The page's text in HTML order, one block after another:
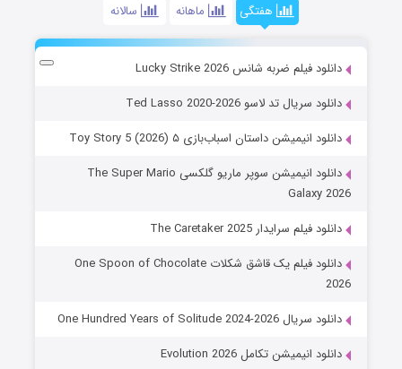
هفتگی ماهانه سالانه
دانلود فیلم ضربه شانس Lucky Strike 2026
دانلود سریال تد لاسو Ted Lasso 2020-2026
دانلود انیمیشن داستان اسباب‌بازی ۵ Toy Story 5 (2026)
دانلود انیمیشن سوپر ماریو گلکسی The Super Mario
Galaxy 2026
دانلود فیلم سرایدار The Caretaker 2025
دانلود فیلم یک قاشق شکلات One Spoon of Chocolate
2026
دانلود سریال One Hundred Years of Solitude 2024-2026
دانلود انیمیشن تکامل Evolution 2026